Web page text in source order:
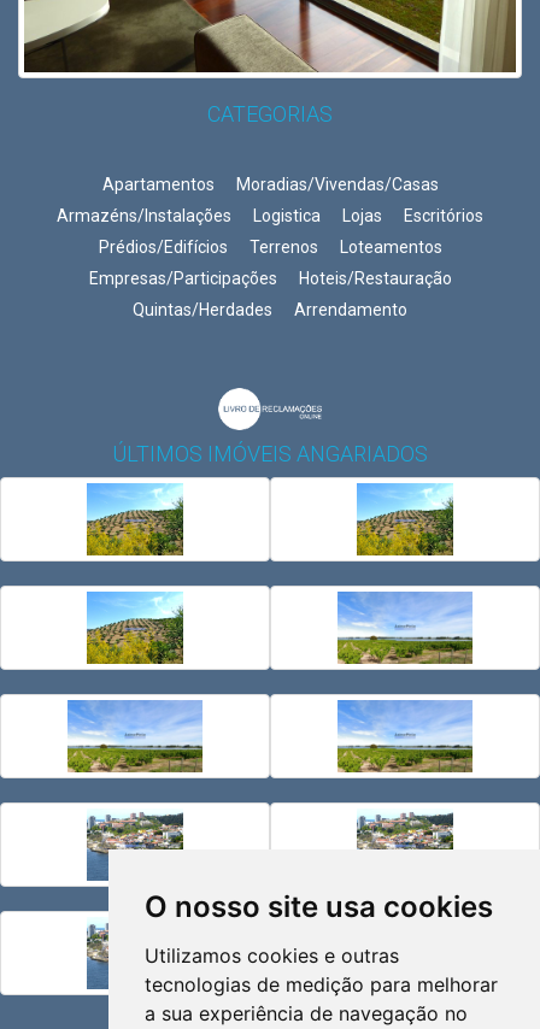
O nosso site usa cookies
Utilizamos cookies e outras
tecnologias de medição para melhorar
a sua experiência de navegação no
CATEGORIAS
Apartamentos
Moradias/Vivendas/Casas
Armazéns/Instalações
Logistica Lojas
Escritórios
Prédios/Edifícios
Terrenos
Loteamentos
Empresas/Participações
Hoteis/Restauração
Quintas/Herdades
Arrendamento
ÚLTIMOS IMÓVEIS ANGARIADOS